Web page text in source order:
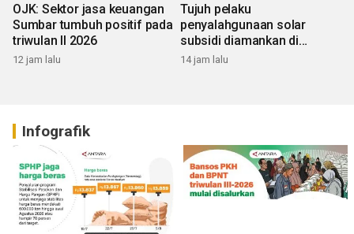
OJK: Sektor jasa keuangan
Sumbar tumbuh positif pada
triwulan II 2026
12 jam lalu
Tujuh pelaku
penyalahgunaan solar
subsidi diamankan di
Sumbar
14 jam lalu
Infografik